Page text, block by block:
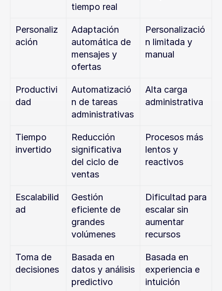
tiempo real
Personaliz
ación
Adaptación
automática de
mensajes y
ofertas
Personalizació
n limitada y
manual
Productivi
dad
Automatizació
n de tareas
administrativas
Alta carga
administrativa
Tiempo
invertido
Reducción
significativa
del ciclo de
ventas
Procesos más
lentos y
reactivos
Escalabilid
ad
Gestión
eficiente de
grandes
volúmenes
Dificultad para
escalar sin
aumentar
recursos
Toma de
decisiones
Basada en
datos y análisis
predictivo
Basada en
experiencia e
intuición